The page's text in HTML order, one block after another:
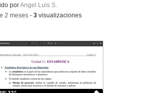
educativo.
porAngel Luis S.
2 meses- 3visualizaciones